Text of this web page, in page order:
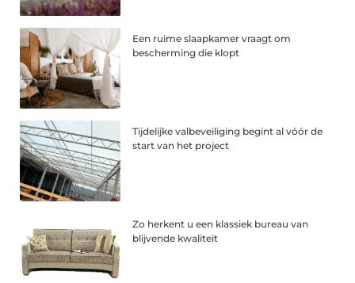
Een ruime slaapkamer vraagt om
bescherming die klopt
Tijdelijke valbeveiliging begint al vóór de
start van het project
Zo herkent u een klassiek bureau van
blijvende kwaliteit